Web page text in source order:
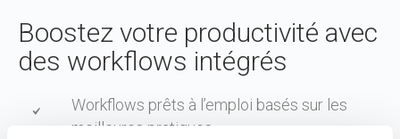
Boostez votre productivité avec
des workflows intégrés
Workflows prêts à l’emploi basés sur les
meilleures pratiques.